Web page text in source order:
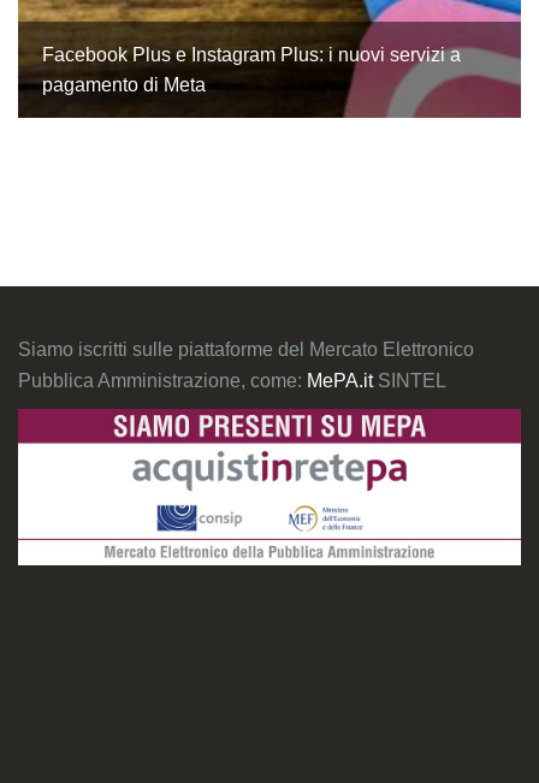
Facebook Plus e Instagram Plus: i nuovi servizi a
pagamento di Meta
Siamo iscritti sulle piattaforme del Mercato Elettronico
Pubblica Amministrazione, come: MePA.it SINTEL